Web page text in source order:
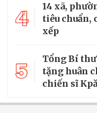
4
14 xã,
tiêu chuẩn,
xếp
5
Tổng Bí
tặng huân
chiến sĩ